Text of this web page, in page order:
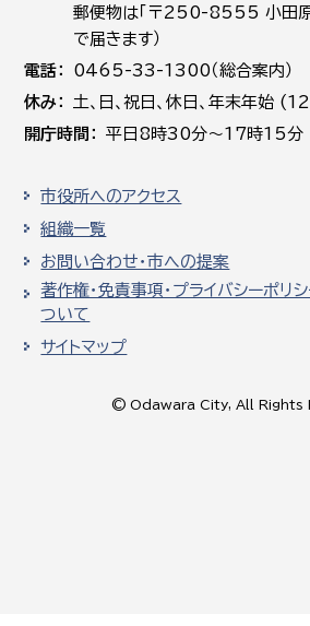
郵便物は「〒250-8555 小田原
で届きます）
電話
0465-33-1300（総合案内）
休み
土､日､祝日、休日、年末年始
開庁時間
平日8時30分～17時15分
市役所へのアクセス
組織一覧
お問い合わせ・市への提案
著作権・免責事項・プライバシーポリシ
ついて
サイトマップ
© Odawara City, All Rights